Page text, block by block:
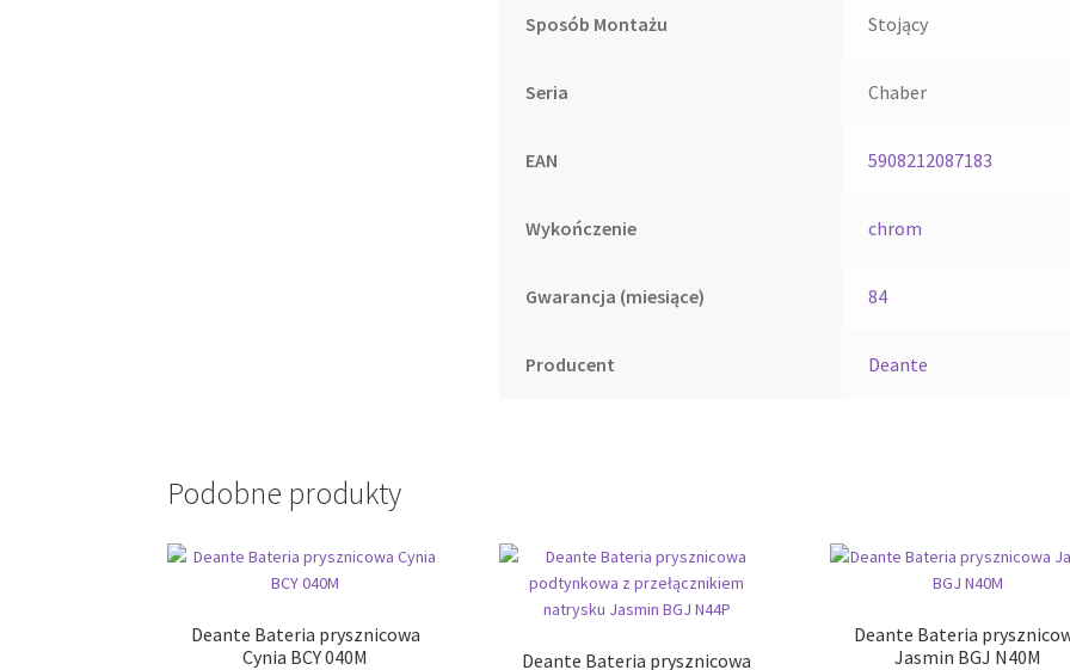
Sposób Montażu Stojący
Seria Chaber
EAN 5908212087183
Wykończenie chrom
Gwarancja (miesiące) 84
Producent Deante
Podobne produkty
Deante Bateria prysznicowa
Cynia BCY 040M
Deante Bateria prysznicowa
Deante Bateria
Jasmin BGJ N40M